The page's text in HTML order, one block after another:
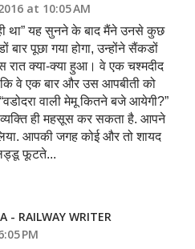
at 10:05 AM
था” यह सुनने के बाद मैंने उनसे कुछ
पूछा गया होगा, उन्होंने सैंकडों
रात क्या-क्या हुआ। वे एक चश्मदीद
वे एक बार और उस आपबीती को
वाली मेमू कितने बजे आयेगी?”
ही महसूस कर सकता है. आपने
आपकी जगह कोई और तो शायद
फूटते...
- RAILWAY WRITER
PM